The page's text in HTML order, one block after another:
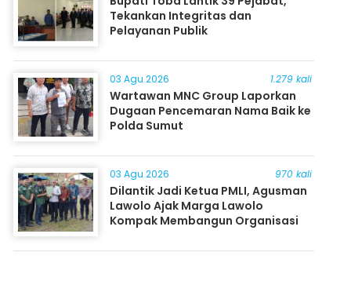
Tekankan Integritas dan
Pelayanan Publik
03 Agu 2026 1.279 kali
Wartawan MNC Group Laporkan
Dugaan Pencemaran Nama Baik ke
Polda Sumut
03 Agu 2026 970 kali
Dilantik Jadi Ketua PMLI, Agusman
Lawolo Ajak Marga Lawolo
Kompak Membangun Organisasi